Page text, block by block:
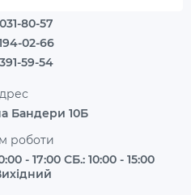
80-57
02-66
59-54
Бандери 10Б
роботи
- 17:00 СБ.: 10:00 - 15:00